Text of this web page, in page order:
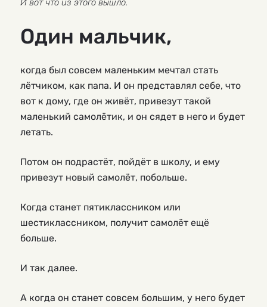
И вот что из этого вышло.
Один мальчик,
когда был совсем маленьким мечтал стать
лётчиком, как папа. И он представлял себе, что
вот к дому, где он живёт, привезут такой
маленький самолётик, и он сядет в него и будет
летать.
Потом он подрастёт, пойдёт в школу, и ему
привезут новый самолёт, побольше.
Когда станет пятиклассником или
шестиклассником, получит самолёт ещё
больше.
И так далее.
А когда он станет совсем большим, у него будет